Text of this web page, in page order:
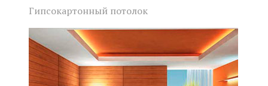
Гипсокартонный потолок